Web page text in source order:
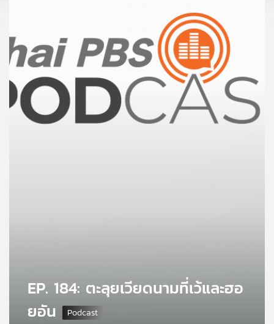
เพล
ย์
สต์
ของ
EP. 184: ตะลุยเวียดนามที่เว้และฮอ
ยอัน